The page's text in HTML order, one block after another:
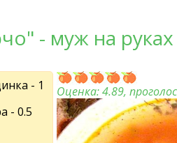
- муж на
- 1
- 0.5
Оценка:4.89,